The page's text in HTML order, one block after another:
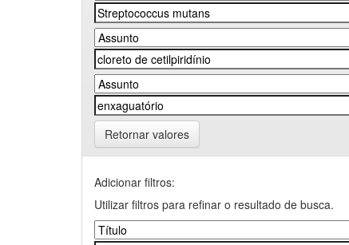
Retornar valores
Adicionar filtros:
Utilizar filtros para refinar o resultado de busca.